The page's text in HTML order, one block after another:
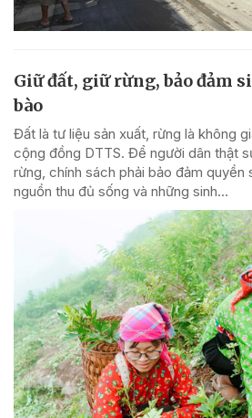
Giữ đất, giữ rừng, bảo đảm
bào
Đất là tư liệu sản xuất, rừng là không
cộng đồng DTTS. Để người dân thật
rừng, chính sách phải bảo đảm quyền
nguồn thu đủ sống và những sinh...